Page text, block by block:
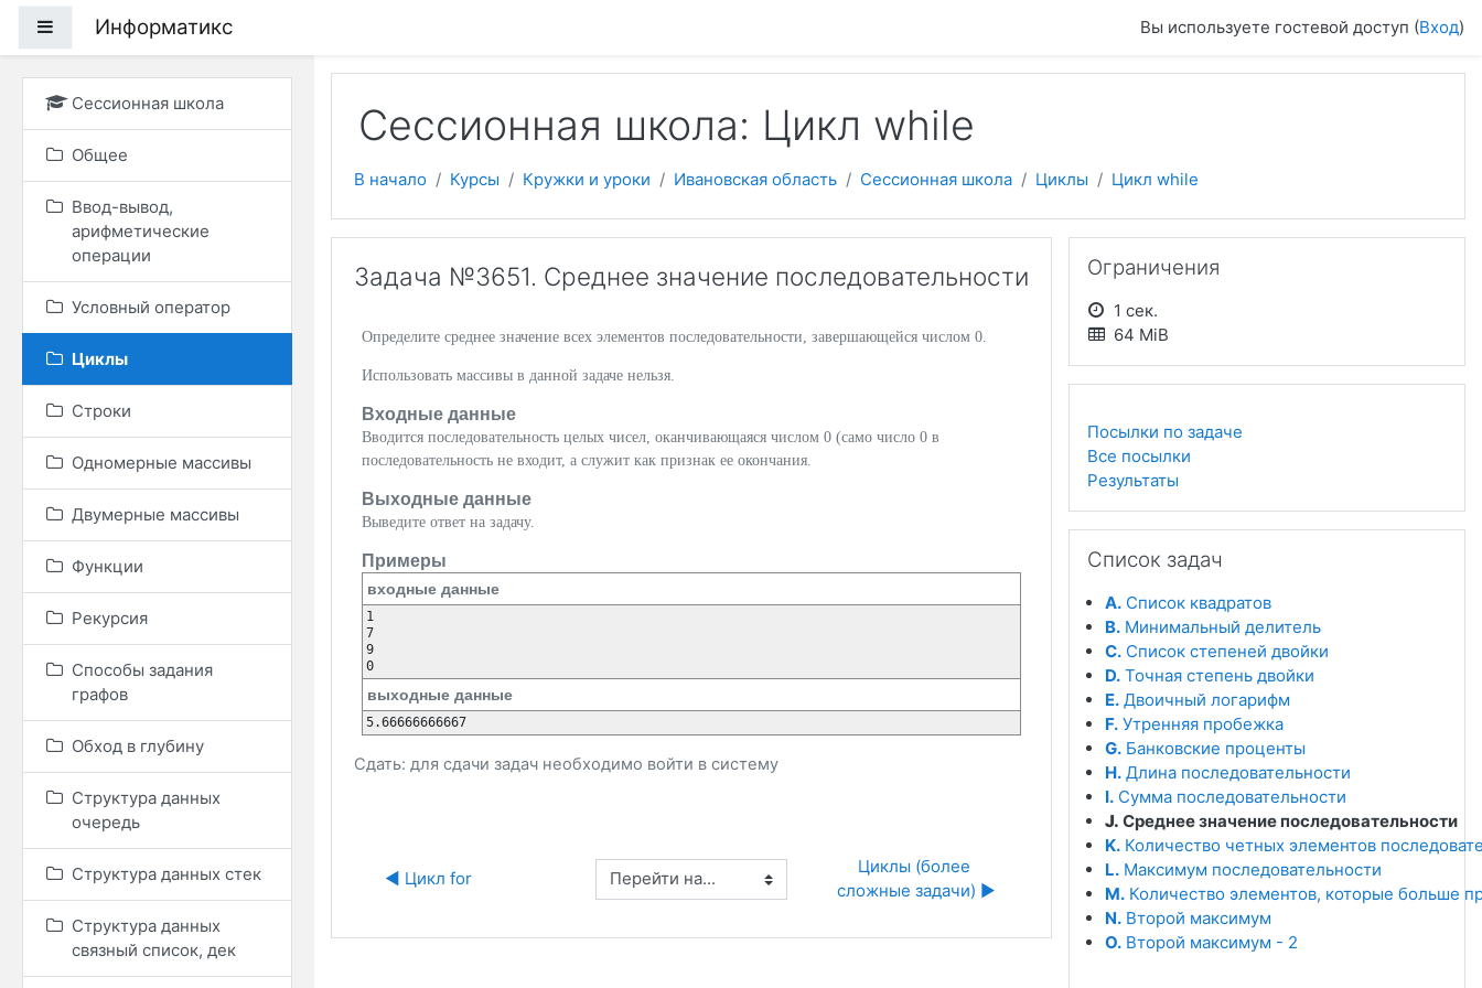
Боковая панель
Информатикс Вы используете гостевой доступ (Вход)
Сессионная школа
Общее
Ввод-вывод,
арифметические
операции
Условный оператор
Циклы
Строки
Одномерные массивы
Двумерные массивы
Функции
Рекурсия
Способы задания
графов
Обход в глубину
Структура данных
очередь
Структура данных стек
Структура данных
связный список, дек
Сессионная школа: Цикл while
В начало Курсы Кружки и уроки Ивановская область Сессионная школа Циклы Цикл while
Задача №3651. Среднее значение последовательности
Определите среднее значение всех элементов последовательности, завершающейся числом 0.
Использовать массивы в данной задаче нельзя.
Входные данные
Вводится последовательность целых чисел, оканчивающаяся числом 0 (само число 0 в
последовательность не входит, а служит как признак ее окончания.
Выходные данные
Выведите ответ на задачу.
Примеры
входные данные
1
7
9
выходные данные
Сдать: для сдачи задач необходимо войти в систему
◀︎ Цикл for Перейти на...
Циклы (более
сложные задачи) ▶︎
Ограничения
1 сек.
64 MiB
Посылки по задаче
Все посылки
Результаты
Список задач
A. Список квадратов
B. Минимальный делитель
C. Список степеней двойки
D. Точная степень двойки
E. Двоичный логарифм
F. Утренняя пробежка
G. Банковские проценты
H. Длина последовательности
I. Сумма последовательности
J. Среднее значение последовательности
K. Количество четных элементов
L. Максимум последовательности
M. Количество элементов, которые больше
N. Второй максимум
O. Второй максимум - 2